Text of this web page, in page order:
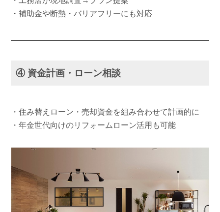
・補助金や断熱・バリアフリーにも対応
④ 資金計画・ローン相談
・住み替えローン・売却資金を組み合わせて計画的に
・年金世代向けのリフォームローン活用も可能